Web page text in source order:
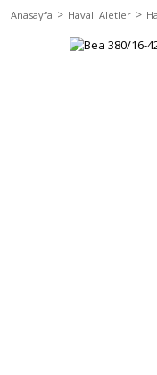
Anasayfa Havalı Aletler